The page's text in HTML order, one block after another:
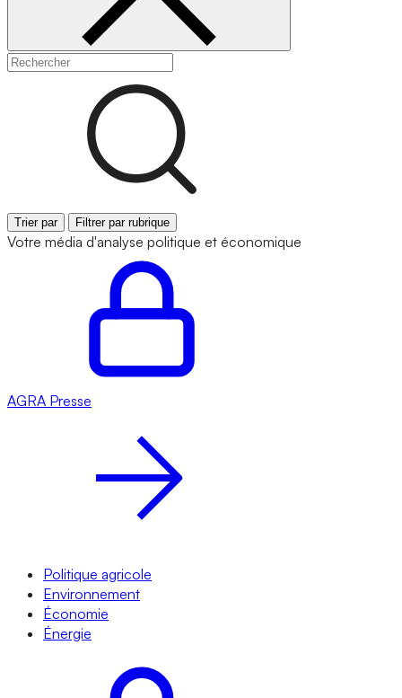
Trier par Filtrer par rubrique
Votre média d'analyse politique et économique
AGRA Presse
Politique agricole
Environnement
Économie
Énergie